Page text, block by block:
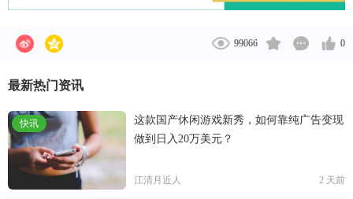
99066 0
最新热门资讯
快讯
这款国产休闲游戏新秀，如何靠纯广告变现
做到日入20万美元？
江清月近人 2 天前